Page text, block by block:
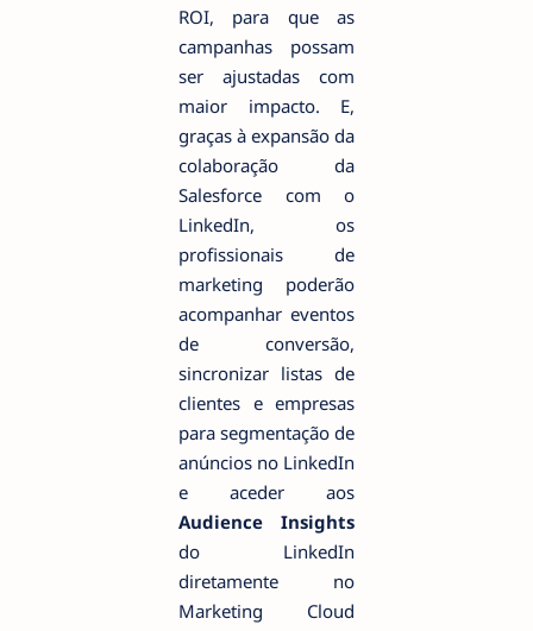
ROI, para que as
campanhas possam
ser ajustadas com
maior impacto. E,
graças à expansão da
colaboração da
Salesforce com o
LinkedIn, os
profissionais de
marketing poderão
acompanhar eventos
de conversão,
sincronizar listas de
clientes e empresas
para segmentação de
anúncios no LinkedIn
e aceder aos
Audience Insights
do LinkedIn
diretamente no
Marketing Cloud